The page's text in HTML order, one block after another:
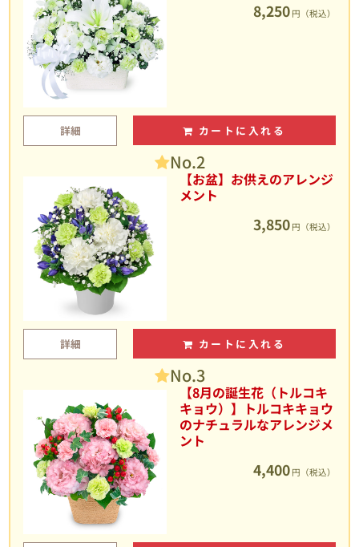
8,250 円（税込）
詳細 カートに入れる
No.2
【お盆】お供えのアレンジ
メント
3,850 円（税込）
詳細 カートに入れる
No.3
【8月の誕生花（トルコキ
キョウ）】トルコキキョウ
のナチュラルなアレンジメ
ント
4,400 円（税込）